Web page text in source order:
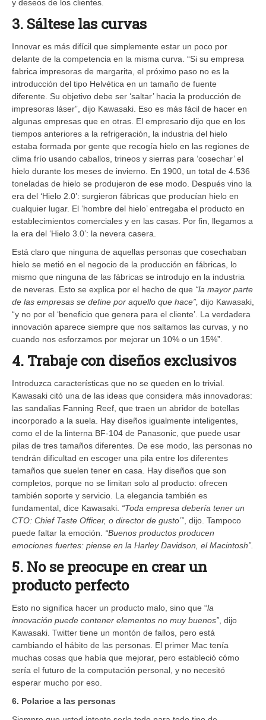
y deseos de los clientes.
3. Sáltese las curvas
Innovar es más difícil que simplemente estar un poco por
delante de la competencia en la misma curva. “Si su empresa
fabrica impresoras de margarita, el próximo paso no es la
introducción del tipo Helvética en un tamaño de fuente
diferente. Su objetivo debe ser ‘saltar’ hacia la producción de
impresoras láser”, dijo Kawasaki. Eso es más fácil de hacer en
algunas empresas que en otras. El empresario dijo que en los
tiempos anteriores a la refrigeración, la industria del hielo
estaba formada por gente que recogía hielo en las regiones de
clima frío usando caballos, trineos y sierras para ‘cosechar’ el
hielo durante los meses de invierno. En 1900, un total de 4.536
toneladas de hielo se produjeron de ese modo. Después vino la
era del ‘Hielo 2.0’: surgieron fábricas que producían hielo en
cualquier lugar. El ‘hombre del hielo’ entregaba el producto en
establecimientos comerciales y en las casas. Por fin, llegamos a
la era del ‘Hielo 3.0’: la nevera casera.
Está claro que ninguna de aquellas personas que cosechaban
hielo se metió en el negocio de la producción en fábricas, lo
mismo que ninguna de las fábricas se introdujo en la industria
de neveras. Esto se explica por el hecho de que “la mayor parte
de las empresas se define por aquello que hace”, dijo Kawasaki,
“y no por el ‘beneficio que genera para el cliente’. La verdadera
innovación aparece siempre que nos saltamos las curvas, y no
cuando nos esforzamos por mejorar un 10% o un 15%”.
4. Trabaje con diseños exclusivos
Introduzca características que no se queden en lo trivial.
Kawasaki citó una de las ideas que considera más innovadoras:
las sandalias Fanning Reef, que traen un abridor de botellas
incorporado a la suela. Hay diseños igualmente inteligentes,
como el de la linterna BF-104 de Panasonic, que puede usar
pilas de tres tamaños diferentes. De ese modo, las personas no
tendrán dificultad en escoger una pila entre los diferentes
tamaños que suelen tener en casa. Hay diseños que son
completos, porque no se limitan solo al producto: ofrecen
también soporte y servicio. La elegancia también es
fundamental, dice Kawasaki. “Toda empresa debería tener un
CTO: Chief Taste Officer, o director de gusto’” , dijo. Tampoco
puede faltar la emoción.
“Buenos productos producen
emociones fuertes: piense en la Harley Davidson, el Macintosh”.
5. No se preocupe en crear un
producto perfecto
Esto no significa hacer un producto malo, sino que “la
innovación puede contener elementos no muy buenos” , dijo
Kawasaki. Twitter tiene un montón de fallos, pero está
cambiando el hábito de las personas. El primer Mac tenía
muchas cosas que había que mejorar, pero estableció cómo
sería el futuro de la computación personal, y no necesitó
esperar mucho por eso.
6. Polarice a las personas